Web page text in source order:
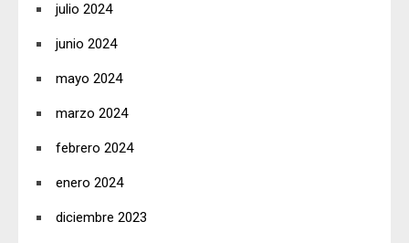
julio 2024
junio 2024
mayo 2024
marzo 2024
febrero 2024
enero 2024
diciembre 2023